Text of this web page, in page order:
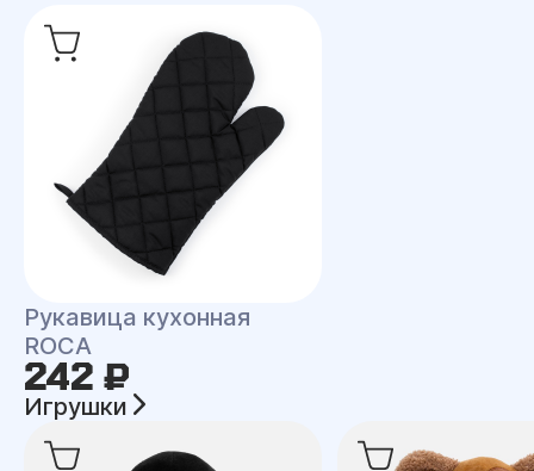
Рукавица кухонная
ROCA
242 ₽
Игрушки